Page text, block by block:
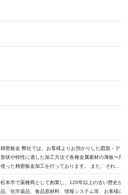
精密板金 弊社では、お客様よりお預かりした図面・デー
形状や特性に適した加工方法で各種金属素材の薄板〜厚
使った精密板金加工を行っております。 また、それ...
松本市で薬種商として創業し、120年以上の古い歴史が
品、化学薬品、食品原材料、情報システム等、お客様の